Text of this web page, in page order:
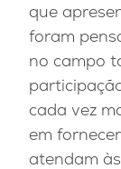
que
foram
no campo
cada vez
em
atendam